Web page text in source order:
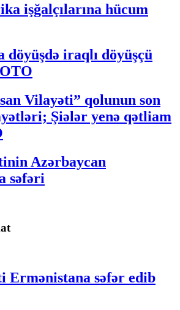
işğalçılarına hücum
iraqlı döyüşçü
Vilayəti” qolunun son
Şiələr yenə qətliam
Azərbaycan
səfəri
Ermənistana səfər edib